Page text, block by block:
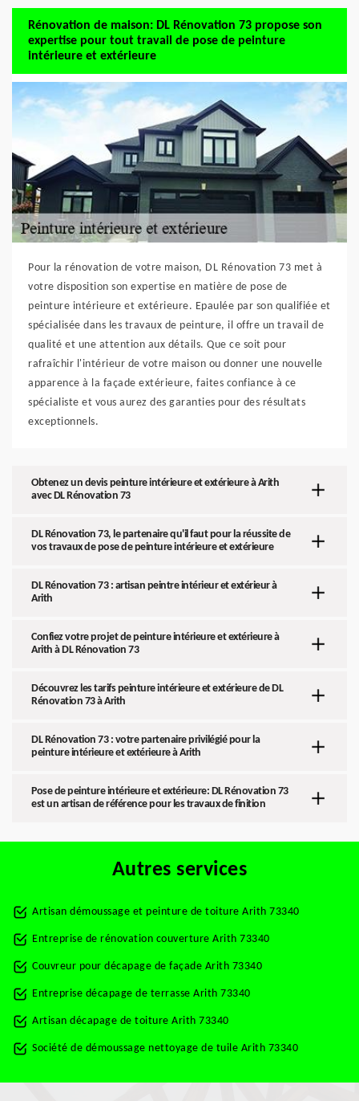
Rénovation de maison: DL Rénovation 73 propose son
expertise pour tout travail de pose de peinture
intérieure et extérieure
Pour la rénovation de votre maison, DL Rénovation 73 met à
votre disposition son expertise en matière de pose de
peinture intérieure et extérieure. Epaulée par son qualifiée et
spécialisée dans les travaux de peinture, il offre un travail de
qualité et une attention aux détails. Que ce soit pour
rafraîchir l'intérieur de votre maison ou donner une nouvelle
apparence à la façade extérieure, faites confiance à ce
spécialiste et vous aurez des garanties pour des résultats
exceptionnels.
Obtenez un devis peinture intérieure et extérieure à Arith
avec DL Rénovation 73
DL Rénovation 73, le partenaire qu'il faut pour la réussite de
vos travaux de pose de peinture intérieure et extérieure
DL Rénovation 73 : artisan peintre intérieur et extérieur à
Arith
Confiez votre projet de peinture intérieure et extérieure à
Arith à DL Rénovation 73
Découvrez les tarifs peinture intérieure et extérieure de DL
Rénovation 73 à Arith
DL Rénovation 73 : votre partenaire privilégié pour la
peinture intérieure et extérieure à Arith
Pose de peinture intérieure et extérieure: DL Rénovation 73
est un artisan de référence pour les travaux de finition
Autres services
Artisan démoussage et peinture de toiture Arith 73340
Entreprise de rénovation couverture Arith 73340
Couvreur pour décapage de façade Arith 73340
Entreprise décapage de terrasse Arith 73340
Artisan décapage de toiture Arith 73340
Société de démoussage nettoyage de tuile Arith 73340